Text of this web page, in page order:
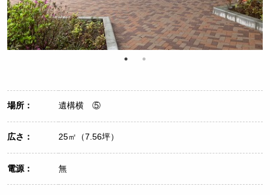
場所： 遺構横 ⑤
広さ： 25㎡（7.56坪）
電源： 無